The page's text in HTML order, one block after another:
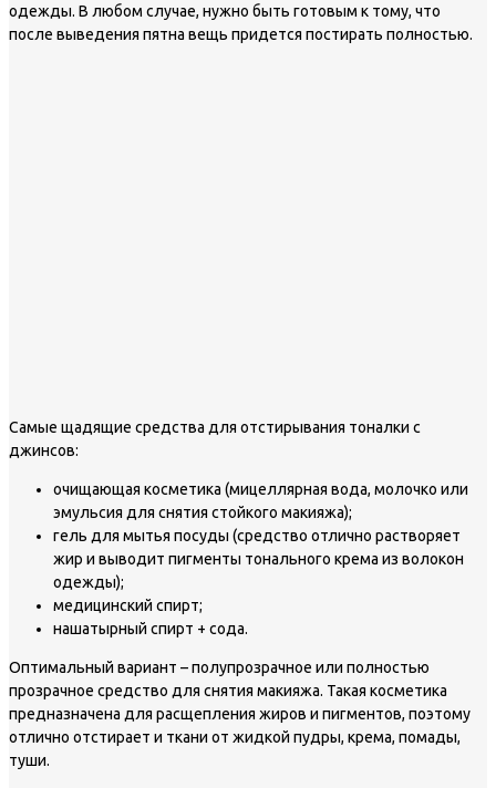
одежды. В любом случае, нужно быть готовым к тому, что
после выведения пятна вещь придется постирать полностью.
Самые щадящие средства для отстирывания тоналки с
джинсов:
очищающая косметика (мицеллярная вода, молочко или
эмульсия для снятия стойкого макияжа);
гель для мытья посуды (средство отлично растворяет
жир и выводит пигменты тонального крема из волокон
одежды);
медицинский спирт;
нашатырный спирт + сода.
Оптимальный вариант – полупрозрачное или полностью
прозрачное средство для снятия макияжа. Такая косметика
предназначена для расщепления жиров и пигментов, поэтому
отлично отстирает и ткани от жидкой пудры, крема, помады,
туши.